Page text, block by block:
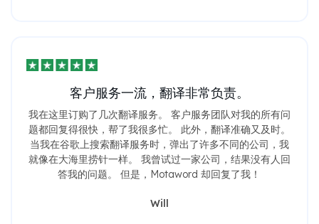
客户服务一流，翻译非常负责。
我在这里订购了几次翻译服务。 客户服务团队对我的所有问
题都回复得很快，帮了我很多忙。 此外，翻译准确又及时。
当我在谷歌上搜索翻译服务时，弹出了许多不同的公司，我
就像在大海里捞针一样。 我曾试过一家公司，结果没有人回
答我的问题。 但是，Motaword 却回复了我！
Will